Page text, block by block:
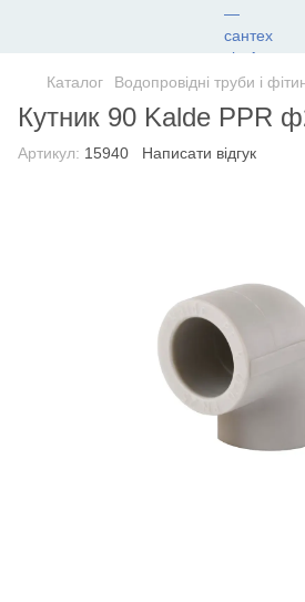
Каталог Водопровідні труби і
Кутник 90 Kalde PPR
Артикул: 15940 Написати відгук